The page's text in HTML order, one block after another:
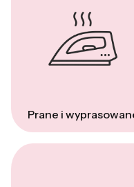
Prane i